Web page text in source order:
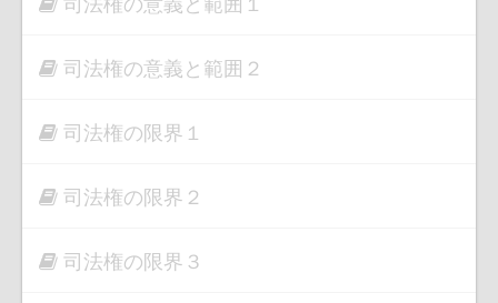
司法権の意義と範囲２
司法権の限界１
司法権の限界２
司法権の限界３